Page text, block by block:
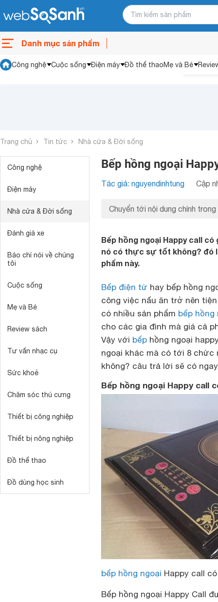
Danh mục sản phẩm
Công nghệ Cuộc sống Điện máy Đồ thể thaoMẹ và Bé
Trang chủ Tin tức Nhà cửa & Đời sống
Công nghệ
Điện máy
Nhà cửa & Đời sống
Đánh giá xe
Báo chí nói về chúng
tôi
Cuộc sống
Mẹ và Bé
Review sách
Tư vấn nhạc cụ
Sức khoẻ
Chăm sóc thú cưng
Thiết bị công nghiệp
Thiết bị nông nghiệp
Đồ thể thao
Đồ dùng học sinh
Bếp hồng ngoại
Tác giả: nguyendinhtung Cập
Chuyển tới nội dung chính trong
Bếp hồng ngoại Happy call
nó có thực sự tốt không? đó
phẩm này.
Bếp điện từ hay bếp hồng
công việc nấu ăn trở nên
có nhiều sản phẩm bếp hồng
cho các gia đình mà giá cả
Vậy với bếp hồng ngoại
ngoại khác mà có tới 8
không? câu trả lời sẽ có
Bếp hồng ngoại Happy
bếp hồng ngoại Happy call
Bếp hồng ngoại Happy Call